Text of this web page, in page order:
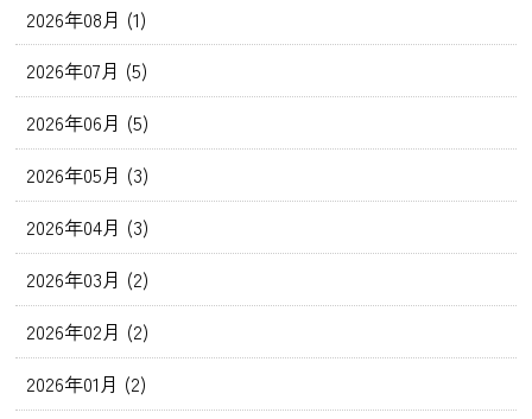
2026年08月 (1)
2026年07月 (5)
2026年06月 (5)
2026年05月 (3)
2026年04月 (3)
2026年03月 (2)
2026年02月 (2)
2026年01月 (2)